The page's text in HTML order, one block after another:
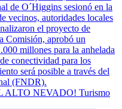
NEVADO! Turismo